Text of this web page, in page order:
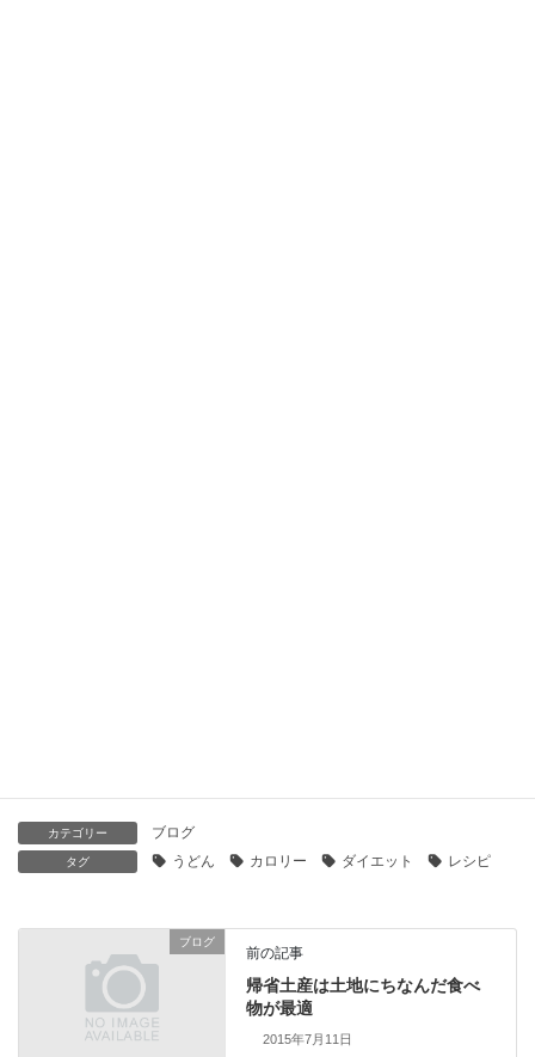
カテゴリー ブログ
タグ うどん カロリー ダイエット レシピ
ブログ
前の記事
帰省土産は土地にちなんだ食べ
物が最適
2015年7月11日